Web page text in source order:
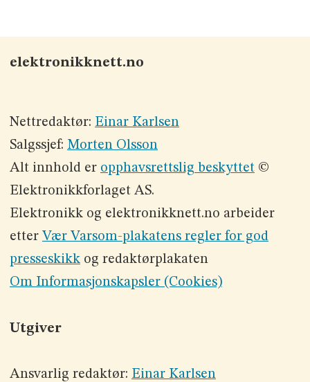
elektronikknett.no
Nettredaktør: Einar Karlsen
Salgssjef: Morten Olsson
Alt innhold er opphavsrettslig beskyttet©
Elektronikkforlaget AS.
Elektronikk og elektronikknett.no arbeider
etter Vær Varsom-plakatens regler for god
presseskikkog redaktørplakaten
Om Informasjonskapsler (Cookies)
Utgiver
Ansvarlig redaktør: Einar Karlsen